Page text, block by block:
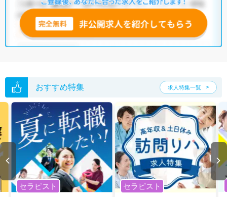
全国の柔道整復師求人から検索いただくことも可能です。
無料転職支援サービス
にお申し込みいただくと、ご希望条件をヒアリン
グした上で求人をご提案いたします。
ご希望条件がまだ定まっていない方は人気の希望条件をピックアップし
おすすめ特集 求人特集一覧
セラピスト セラピスト